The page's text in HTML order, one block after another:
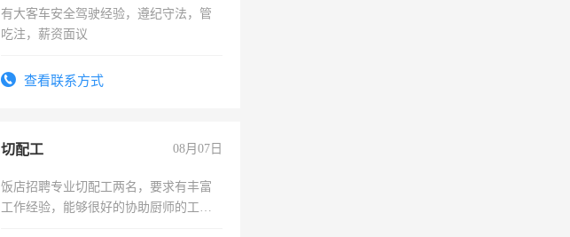
有大客车安全驾驶经验，遵纪守法，管
吃注，薪资面议
查看联系方式
切配工 08月07日
饭店招聘专业切配工两名，要求有丰富
工作经验，能够很好的协助厨师的工